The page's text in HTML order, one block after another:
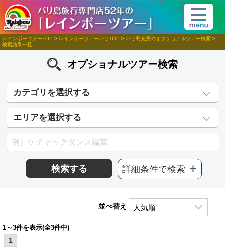
レインボーツアーTOP > レインボーツアーバリTOP > バリ島充実のオプショナルツアー検索 >
検索結果一覧
オプショナルツアー検索
カテゴリを選択する
エリアを選択する
検索する 詳細条件で検索
並べ替え
1～3件を表示(全3件中)
1